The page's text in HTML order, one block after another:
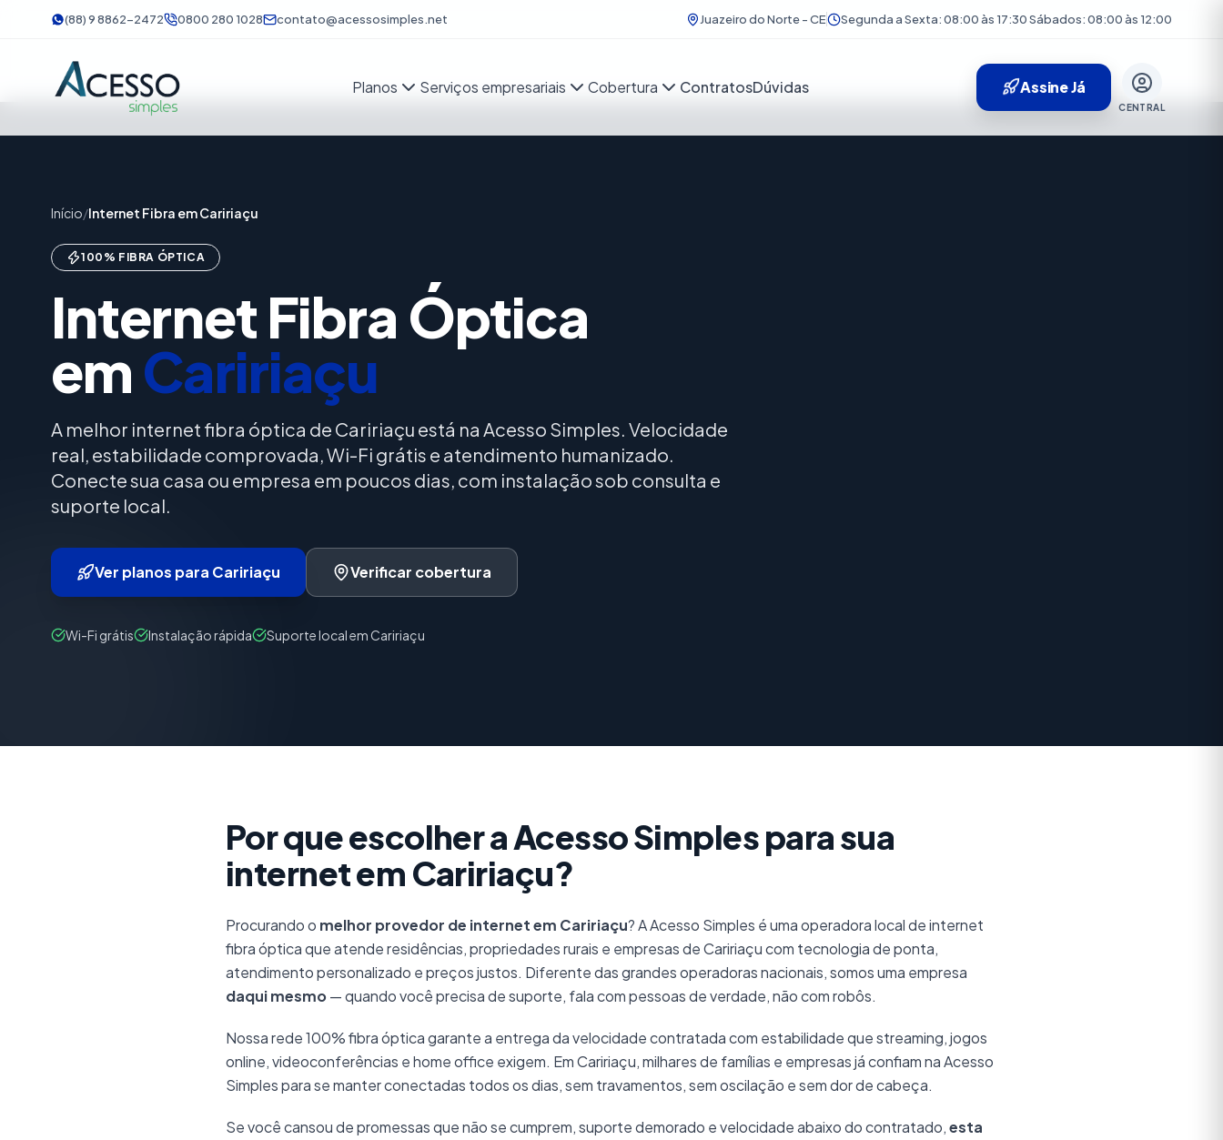
(88) 9 8862-2472 0800 280 1028 contato@acessosimples.net Juazeiro do Norte - CE Segunda a Sexta: 08:00 às 17:30 Sábados: 08:00 às 12:00
Planos Serviços empresariais Cobertura ContratosDúvidas Assine Já
CENTRAL
Início/Internet Fibra em Caririaçu
100% FIBRA ÓPTICA
Internet Fibra Óptica
em Caririaçu
A melhor internet fibra óptica de Caririaçu está na Acesso Simples. Velocidade
real, estabilidade comprovada, Wi-Fi grátis e atendimento humanizado.
Conecte sua casa ou empresa em poucos dias, com instalação sob consulta e
suporte local.
Ver planos para Caririaçu Verificar cobertura
Wi-Fi grátis Instalação rápida Suporte local em Caririaçu
Por que escolher a Acesso Simples para sua
internet em Caririaçu?
Procurando o melhor provedor de internet em Caririaçu? A Acesso Simples é uma operadora local de internet
fibra óptica que atende residências, propriedades rurais e empresas de Caririaçu com tecnologia de ponta,
atendimento personalizado e preços justos. Diferente das grandes operadoras nacionais, somos uma empresa
daqui mesmo— quando você precisa de suporte, fala com pessoas de verdade, não com robôs.
Nossa rede 100% fibra óptica garante a entrega da velocidade contratada com estabilidade que streaming, jogos
online, videoconferências e home office exigem. Em Caririaçu, milhares de famílias e empresas já confiam na Acesso
Simples para se manter conectadas todos os dias, sem travamentos, sem oscilação e sem dor de cabeça.
Se você cansou de promessas que não se cumprem, suporte demorado e velocidade abaixo do contratado,esta